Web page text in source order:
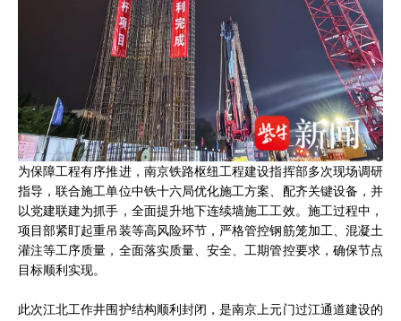
为保障工程有序推进，南京铁路枢纽工程建设指挥部多次现场调研
指导，联合施工单位中铁十六局优化施工方案、配齐关键设备，并
以党建联建为抓手，全面提升地下连续墙施工工效。施工过程中，
项目部紧盯起重吊装等高风险环节，严格管控钢筋笼加工、混凝土
灌注等工序质量，全面落实质量、安全、工期管控要求，确保节点
目标顺利实现。
此次江北工作井围护结构顺利封闭，是南京上元门过江通道建设的